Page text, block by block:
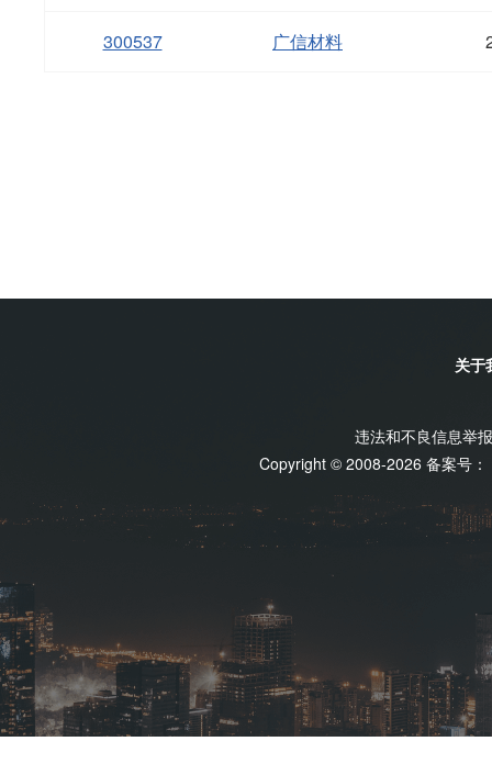
300537 广信材料
关于
违法和不良信息举
Copyright © 2008-2026 备案号：